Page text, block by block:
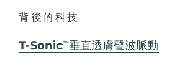
背後的科技
T-SonicTM 垂直透膚聲波脈動